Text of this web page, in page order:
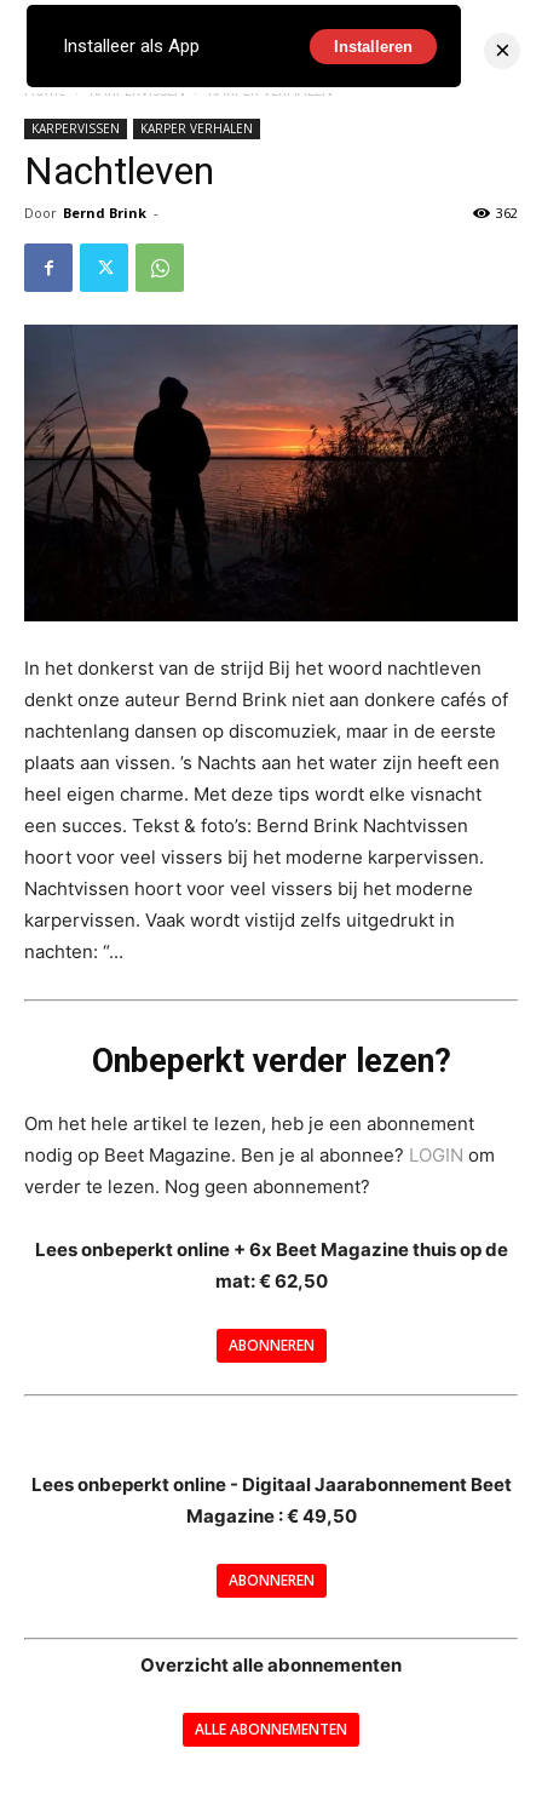
Home KARPERVISSEN KARPER VERHALEN
KARPERVISSEN KARPER VERHALEN
Nachtleven
Door Bernd Brink - 362
In het donkerst van de strijd Bij het woord nachtleven
denkt onze auteur Bernd Brink niet aan donkere cafés of
nachtenlang dansen op discomuziek, maar in de eerste
plaats aan vissen. ’s Nachts aan het water zijn heeft een
heel eigen charme. Met deze tips wordt elke visnacht
een succes. Tekst & foto’s: Bernd Brink Nachtvissen
hoort voor veel vissers bij het moderne karpervissen.
Nachtvissen hoort voor veel vissers bij het moderne
karpervissen. Vaak wordt vistijd zelfs uitgedrukt in
nachten: “...
Onbeperkt verder lezen?
Om het hele artikel te lezen, heb je een abonnement
nodig op Beet Magazine. Ben je al abonnee? LOGIN om
verder te lezen. Nog geen abonnement?
Lees onbeperkt online + 6x Beet Magazine thuis op de
mat: € 62,50
ABONNEREN
Lees onbeperkt online - Digitaal Jaarabonnement Beet
Magazine : € 49,50
ABONNEREN
Overzicht alle abonnementen
ALLE ABONNEMENTEN
Installeer als App Installeren ×